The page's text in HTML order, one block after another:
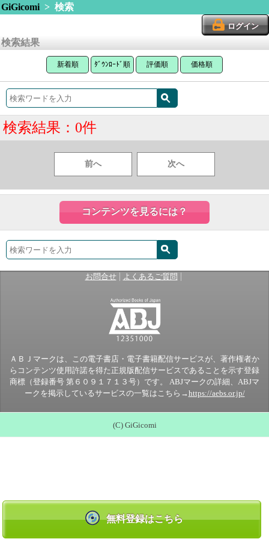
GiGicomi> 検索
ログイン
検索結果
新着順 ﾀﾞｳﾝﾛｰﾄﾞ順 評価順 価格順
検索結果：0件
前へ 次へ
コンテンツを見るには？
お問合せ| よくあるご質問 |
ＡＢＪマークは、この電子書店・電子書籍配信サービスが、著作権者か
らコンテンツ使用許諾を得た正規版配信サービスであることを示す登録
商標（登録番号 第６０９１７１３号）です。 ABJマークの詳細、ABJマ
ークを掲示しているサービスの一覧はこちら→https://aebs.or.jp/
(C) GiGicomi
無料登録はこちら